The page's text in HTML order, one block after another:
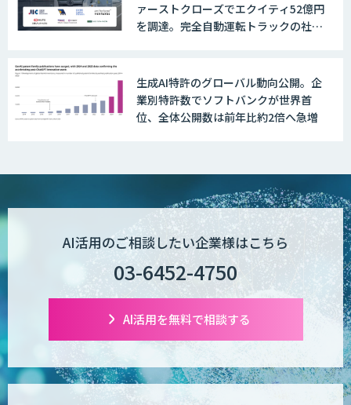
ァーストクローズでエクイティ52億円
を調達。完全自動運転トラックの社会
生成AI特許のグローバル動向公開。企
業別特許数でソフトバンクが世界首
位、全体公開数は前年比約2倍へ急増
AI活用のご相談したい企業様はこちら
03-6452-4750
AI活用を無料で相談する